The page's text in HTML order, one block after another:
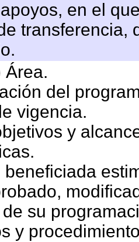
en el
transferencia,
Área.
del
vigencia.
y
su
y